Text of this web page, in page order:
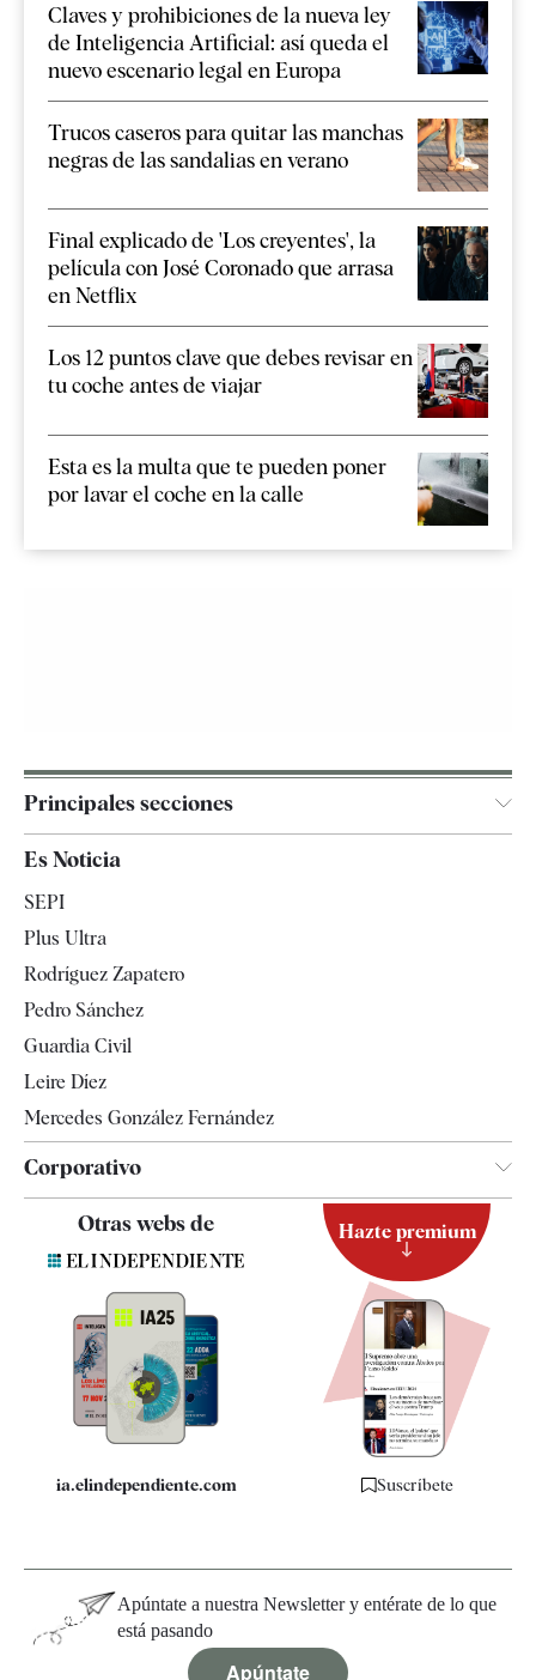
Claves y prohibiciones de la nueva ley
de Inteligencia Artificial: así queda el
nuevo escenario legal en Europa
Trucos caseros para quitar las manchas
negras de las sandalias en verano
Final explicado de 'Los creyentes', la
película con José Coronado que arrasa
en Netflix
Los 12 puntos clave que debes revisar en
tu coche antes de viajar
Esta es la multa que te pueden poner
por lavar el coche en la calle
Principales secciones
España
Televisión
Es Noticia
SEPI
Plus Ultra
Rodríguez Zapatero
Pedro Sánchez
Guardia Civil
Leire Díez
Mercedes González Fernández
Corporativo
Contacto
Quiénes somos
Especificaciones
Otras webs de
ia.elindependiente.com
Hazte premium
Suscríbete
Apúntate a nuestra Newsletter y entérate de lo que
está pasando
Apúntate